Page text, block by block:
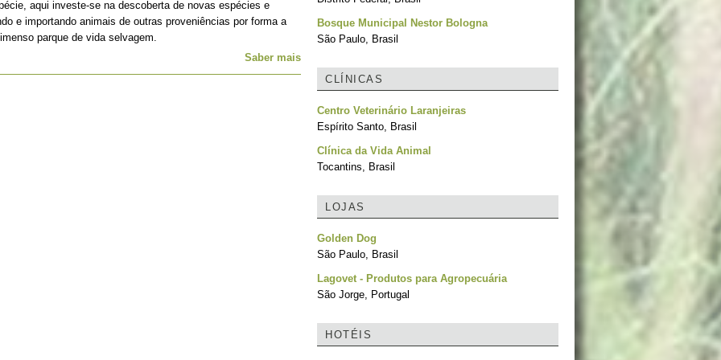
aqui investe-se na descoberta de novas espécies e
e importando animais de outras proveniências por forma a
parque de vida selvagem.
Saber mais
Bosque Municipal Nestor Bologna
São Paulo, Brasil
CLÍNICAS
Centro Veterinário Laranjeiras
Espírito Santo, Brasil
Clínica da Vida Animal
Tocantins, Brasil
LOJAS
Golden Dog
São Paulo, Brasil
Lagovet - Produtos para Agropecuária
São Jorge, Portugal
HOTÉIS